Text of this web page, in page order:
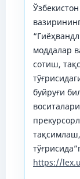
моддалар
сотиш,
буйруғи
https://